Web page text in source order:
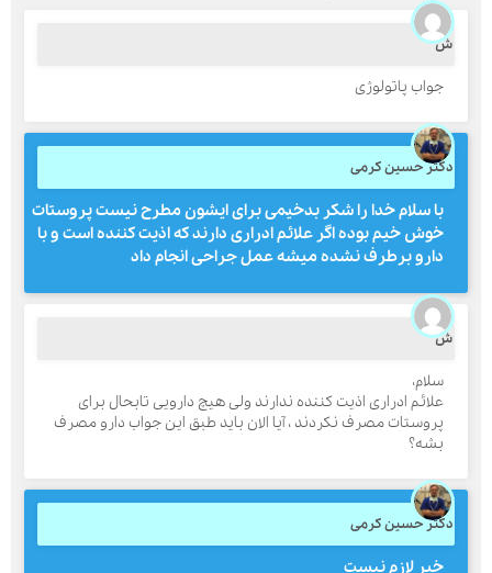
جواب پاتولوژی
دکتر حسین کرمی
با سلام خدا را شکر بدخیمی برای ایشون مطرح نیست پروستات
خوش خیم بوده اگر علائم ادراری دارند که اذیت کننده است و با
دارو برطرف نشده میشه عمل جراحی انجام داد
علائم ادراری اذیت کننده ندارند ولی هیچ دارویی تابحال برای
پروستات مصرف نکردند ، آیا الان باید طبق این جواب دارو مصرف
دکتر حسین کرمی
خیر لازم نیست
ارسال
قدرت گرفته از